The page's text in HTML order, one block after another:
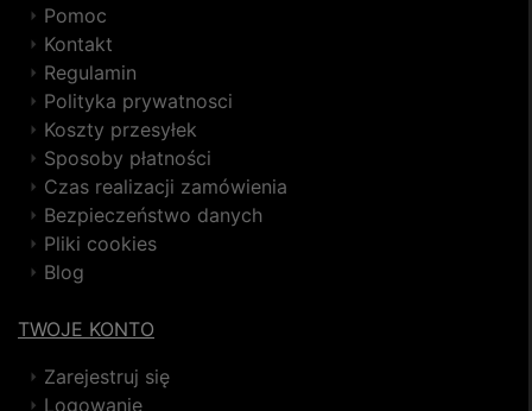
Pomoc
Kontakt
Regulamin
Polityka prywatnosci
Koszty przesyłek
Sposoby płatności
Czas realizacji zamówienia
Bezpieczeństwo danych
Pliki cookies
Blog
TWOJE KONTO
Zarejestruj się
Logowanie